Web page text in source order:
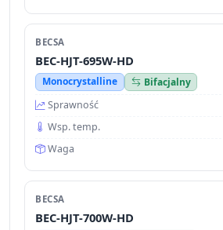
BECSA
BEC-HJT-695W-HD
Monocrystalline
Bifacjalny
Sprawność
Wsp. temp.
Waga
BECSA
BEC-HJT-700W-HD